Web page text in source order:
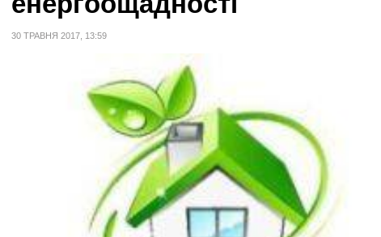
30 ТРАВНЯ 2017, 13:59